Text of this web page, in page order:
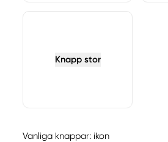
Knapp stor
Vanliga knappar: ikon